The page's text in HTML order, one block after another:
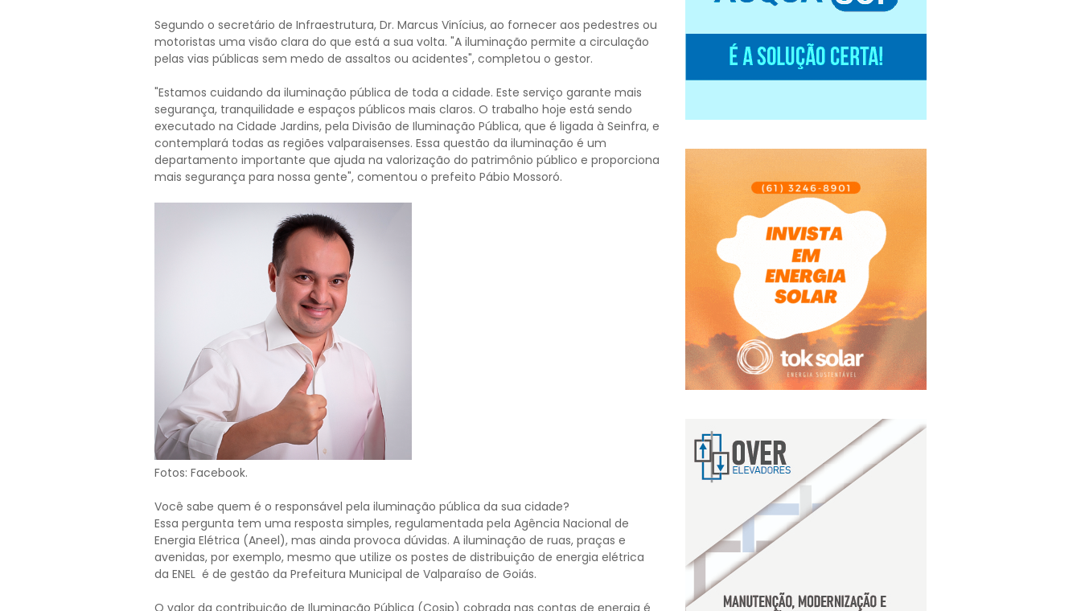
Segundo o secretário de Infraestrutura, Dr. Marcus Vinícius, ao fornecer aos pedestres ou
motoristas uma visão clara do que está a sua volta. "A iluminação permite a circulação
pelas vias públicas sem medo de assaltos ou acidentes", completou o gestor.
"Estamos cuidando da iluminação pública de toda a cidade. Este serviço garante mais
segurança, tranquilidade e espaços públicos mais claros. O trabalho hoje está sendo
executado na Cidade Jardins, pela Divisão de Iluminação Pública, que é ligada à Seinfra, e
contemplará todas as regiões valparaisenses. Essa questão da iluminação é um
departamento importante que ajuda na valorização do patrimônio público e proporciona
mais segurança para nossa gente", comentou o prefeito Pábio Mossoró.
Fotos: Facebook.
Você sabe quem é o responsável pela iluminação pública da sua cidade?
Essa pergunta tem uma resposta simples, regulamentada pela Agência Nacional de
Energia Elétrica (Aneel), mas ainda provoca dúvidas. A iluminação de ruas, praças e
avenidas, por exemplo, mesmo que utilize os postes de distribuição de energia elétrica
da ENEL é de gestão da Prefeitura Municipal de Valparaíso de Goiás.
O valor da contribuição de Iluminação Pública (Cosip) cobrada nas contas de energia é